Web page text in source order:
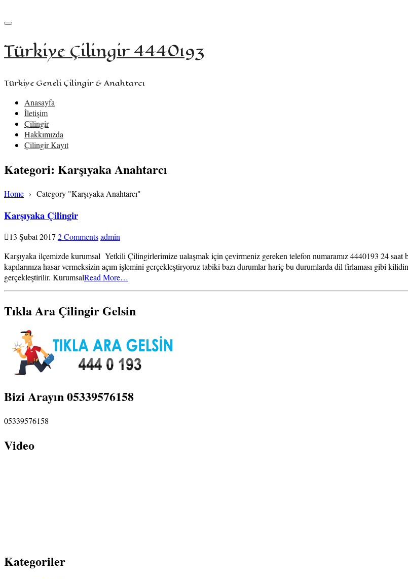
Türkiye Çilingir 4440193
Türkiye Geneli Çilingir & Anahtarcı
Anasayfa
İletişim
Çilingir
Hakkımızda
Çilingir Kayıt
Kategori: Karşıyaka Anahtarcı
Home › Category "Karşıyaka Anahtarcı"
Karşıyaka Çilingir
13 Şubat 2017 2 Commentsadmin
Karşıyaka ilçemizde kurumsal Yetkili Çilingirlerimize ualaşmak için çevirmeniz gereken telefon numaramız 4440193 24 saat
kapılarınıza hasar vermeksizin açım işlemini gerçekleştiryoruz tabiki bazı durumlar hariç bu durumlarda dil firlaması gibi
gerçekleştirilir. KurumsalRead More…
Tıkla Ara Çilingir Gelsin
Bizi Arayın 05339576158
05339576158
Video
Kategoriler